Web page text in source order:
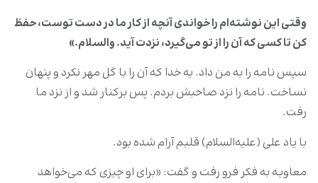
وقتی این نوشته‌ام را خواندی آنچه از کار ما در دست توست، حفظ
کن تا کسی که آن را از تو می‌گیرد، نزدت آید. والسلام.»
سپس نامه را به من داد. به خدا که آن را با گل مهر نکرد و پنهان
نساخت. نامه را نزد صاحبش بردم. پس برکنار شد و از نزد ما
رفت.
با یاد علی (علیه‌السلام) قلبم آرام شده بود.
معاویه به فکر فرو رفت و گفت: «برای او چیزی که می‌خواهد